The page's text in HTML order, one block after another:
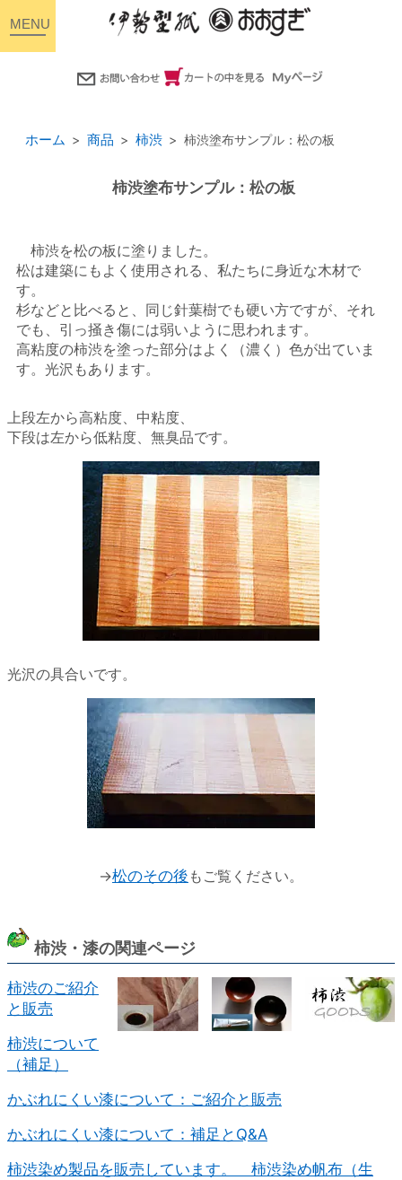
ホーム 商品 柿渋 柿渋塗布サンプル：松の板
柿渋塗布サンプル：松の板
柿渋を松の板に塗りました。
松は建築にもよく使用される、私たちに身近な木材で
す。
杉などと比べると、同じ針葉樹でも硬い方ですが、それ
でも、引っ掻き傷には弱いように思われます。
高粘度の柿渋を塗った部分はよく（濃く）色が出ていま
す。光沢もあります。
上段左から高粘度、中粘度、
下段は左から低粘度、無臭品です。
光沢の具合いです。
→松のその後 もご覧ください。
柿渋・漆の関連ページ
柿渋のご紹介
と販売
柿渋について
（補足）
かぶれにくい漆について：ご紹介と販売
かぶれにくい漆について：補足とQ&A
柿渋染め製品を販売しています。 柿渋染め帆布（生
toggle
navigation